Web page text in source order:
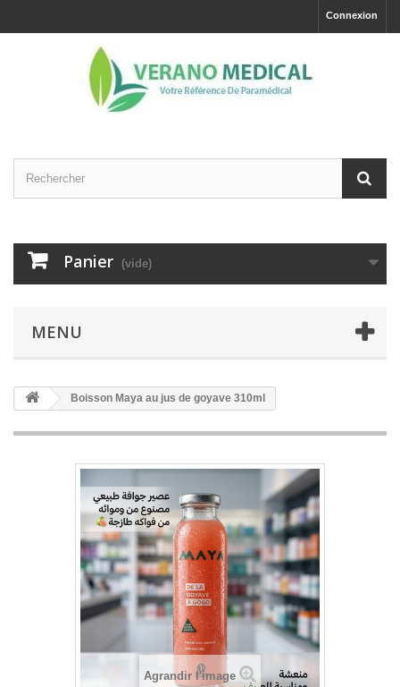
Connexion
Panier (vide)
MENU
Boisson Maya au jus de goyave 310ml
Agrandir l'image